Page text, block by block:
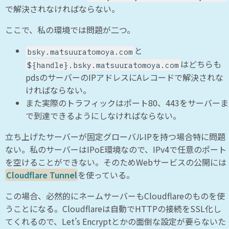
で解決されなければならない。
ここで、私の環境では問題が二つ。
bsky.matsuuratomoya.com と
${handle}.bsky.matsuuratomoya.com はどちらも
pdsのサーバーのIPアドレスにAレコードで解決されな
ければならない。
また実際のトラフィックはポート80、443をサーバーま
で到達できるようにしなければならない。
立ち上げたサーバーが固定グローバルIPを持つ場合特に問題
ない。私のサーバーはIPoE環境なので、IPv4で任意のポート
を空けることができない。そのためWebサービスの公開には
Cloudflare Tunnelを使っている。
この場合、必然的にネームサーバーもCloudflareのものを使
うことになる。Cloudflareは自動でHTTPの接続をSSL化し
てくれるので、Let’s Encryptとかの面倒な設定が要らないた